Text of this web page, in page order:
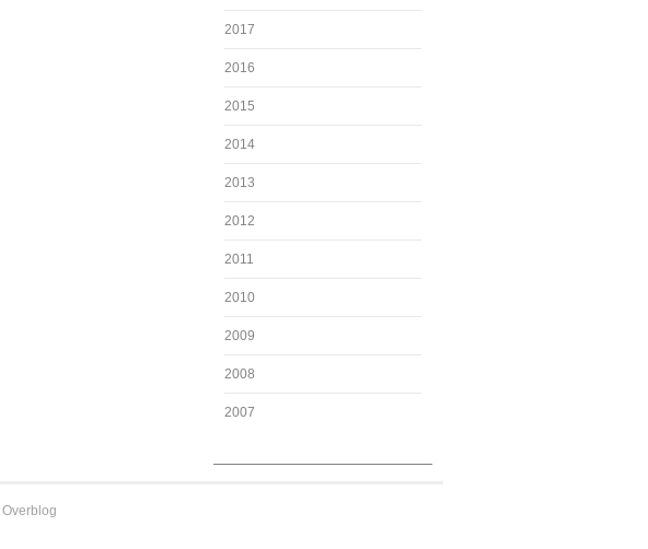
2017
2016
2015
2014
2013
2012
2011
2010
2009
2008
2007
Overblog